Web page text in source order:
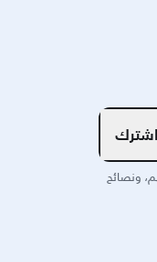
اشترك
ونصائح